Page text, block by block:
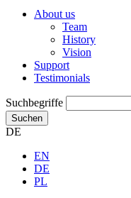
About us
Team
History
Vision
Support
Testimonials
Suchbegriffe
Suchen
DE
EN
DE
PL